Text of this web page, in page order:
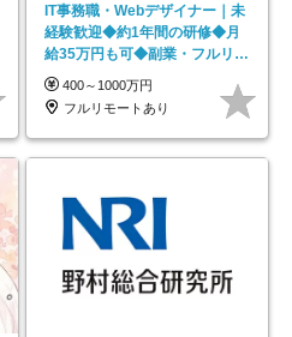
IT事務職・Webデザイナー｜未
経験歓迎◆約1年間の研修◆月
給35万円も可◆副業・フルリモ
ート可◆年休126日
400～1000万円
フルリモートあり